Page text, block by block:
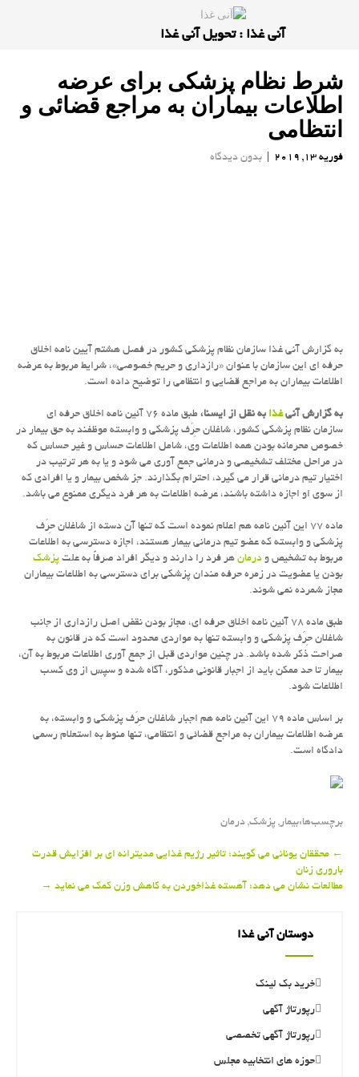
آنی غذا : تحویل آنی غذا
شرط نظام پزشكی برای عرضه
اطلاعات بیماران به مراجع قضائی و
انتظامی
فوریه 13, 2019 | بدون دیدگاه
به گزارش آنی غذا سازمان نظام پزشكی كشور در فصل هشتم آیین نامه اخلاق
حرفه ای این سازمان با عنوان «رازداری و حریم خصوصی»، شرایط مربوط به عرضه
اطلاعات بیماران به مراجع قضایی و انتظامی را توضیح داده است.
به گزارش آنیغذابه نقل از ایسنا،
طبق ماده ۷۶ آئین نامه اخلاق حرفه ای
سازمان نظام پزشكی كشور، شاغلان حِرَف پزشكی و وابسته موظفند به حق بیمار در
خصوص محرمانه بودن همه اطلاعات وی، شامل اطلاعات حساس و غیر حساس كه
در مراحل مختلف تشخیصی و درمانی جمع آوری می شود و یا به هر ترتیب در
اختیار تیم درمانی قرار می گیرد، احترام بگذارند. جز شخص بیمار و یا افرادی كه
از سوی او اجازه داشته باشند، عرضه اطلاعات به هر فرد دیگری ممنوع می باشد.
ماده ۷۷ این آئین نامه هم اعلام نموده است كه تنها آن دسته از شاغلان حِرَف
پزشكی و وابسته كه عضو تیم درمانی بیمار هستند، اجازه دسترسی به اطلاعات
مربوط به تشخیص ودرمانهر فرد را دارند و دیگر افراد صرفاً به علتپزشك
بودن یا عضویت در زمره حرفه مندان پزشكی برای دسترسی به اطلاعات بیماران
مجاز شمرده نمی شوند.
طبق ماده ۷۸ آئین نامه اخلاق حرفه ای، مجاز بودن نقض اصل رازداری از جانب
شاغلان حِرَف پزشكی و وابسته تنها به مواردی محدود است كه در قانون به
صراحت ذكر شده باشد. در چنین مواردی قبل از جمع آوری اطلاعات مربوط به آن،
بیمار تا حد ممكن باید از اجبار قانونی مذكور، آگاه شده و سپس از وی كسب
اطلاعات شود.
بر اساس ماده ۷۹ این آئین نامه هم اجبار شاغلان حِرَف پزشكی و وابسته، به
عرضه اطلاعات بیماران به مراجع قضائی و انتظامی، تنها منوط به استعلام رسمی
دادگاه است.
برچسب‌ها:بیمار,پزشك,درمان
Post
navigation
←محققان یونانی می گویند؛ تاثیر رژیم غذایی مدیترانه ای بر افزایش قدرت
باروری زنان
مطالعات نشان می دهد؛ آهسته غذاخوردن به كاهش وزن كمك می نماید→
دوستان آنی غذا
خرید بک لینک
رپورتاژ آگهی
رپورتاژ آگهی تخصصی
حوزه های انتخابیه مجلس